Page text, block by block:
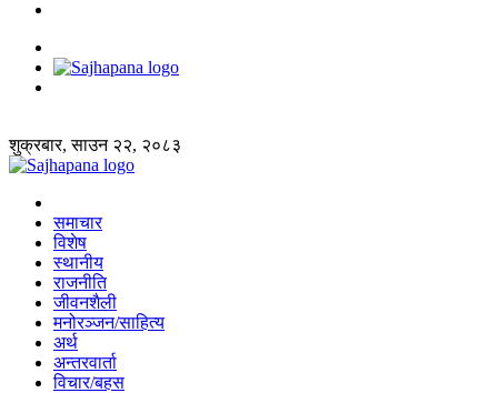
शुक्रबार, साउन २२, २०८३
समाचार
विशेष
स्थानीय
राजनीति
जीवनशैली
मनोरञ्जन/साहित्य
अर्थ
अन्तरवार्ता
विचार/बहस